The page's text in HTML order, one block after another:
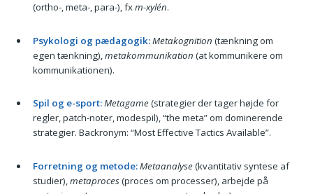
(ortho-, meta-, para-), fxm-xylén.
Psykologi og pædagogik:Metakognition (tænkning om
egen tænkning),metakommunikation (at kommunikere om
kommunikationen).
Spil og e-sport:Metagame(strategier der tager højde for
regler, patch-noter, modespil), “the meta” om dominerende
strategier. Backronym: “Most Effective Tactics Available”.
Forretning og metode:Metaanalyse(kvantitativ syntese af
studier),metaproces(proces om processer), arbejde på